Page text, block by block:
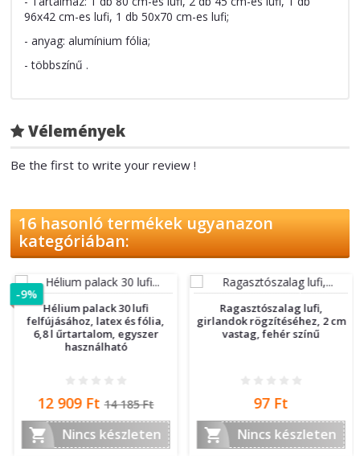
96x42 cm-es lufi, 1 db 50x70 cm-es lufi;
- anyag: alumínium fólia;
- többszínű .
Vélemények
Be the first to write your review !
16 hasonló termékek ugyanazon
kategóriában:
Hélium palack 30 lufi
felfújásához, latex és fólia,
6,8 l űrtartalom, egyszer
használható
Ár
12 909 Ft Normál
ár
14 185 Ft
 Nincs készleten
-9%
Ragasztószalag lufi,
girlandok rögzítéséhez, 2 cm
vastag, fehér színű
Ár
97 Ft

Nincs készleten